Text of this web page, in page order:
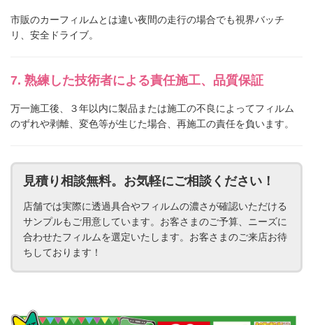
市販のカーフィルムとは違い夜間の走行の場合でも視界バッチ
リ、安全ドライブ。
熟練した技術者による責任施工、品質保証
万一施工後、３年以内に製品または施工の不良によってフィルム
のずれや剥離、変色等が生じた場合、再施工の責任を負います。
見積り相談無料。お気軽にご相談ください！
店舗では実際に透過具合やフィルムの濃さが確認いただける
サンプルもご用意しています。お客さまのご予算、ニーズに
合わせたフィルムを選定いたします。お客さまのご来店お待
ちしております！